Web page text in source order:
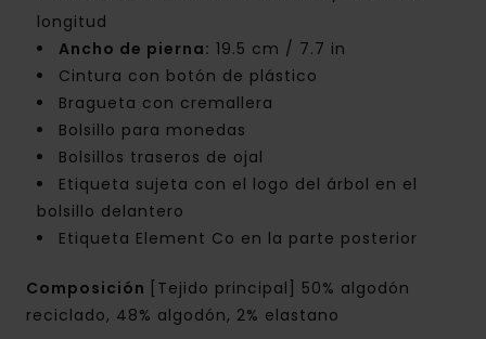
longitud
Ancho de pierna: 19.5 cm / 7.7 in
Cintura con botón de plástico
Bragueta con cremallera
Bolsillo para monedas
Bolsillos traseros de ojal
Etiqueta sujeta con el logo del árbol en el
bolsillo delantero
Etiqueta Element Co en la parte posterior
Composición
[Tejido principal] 50% algodón
reciclado, 48% algodón, 2% elastano